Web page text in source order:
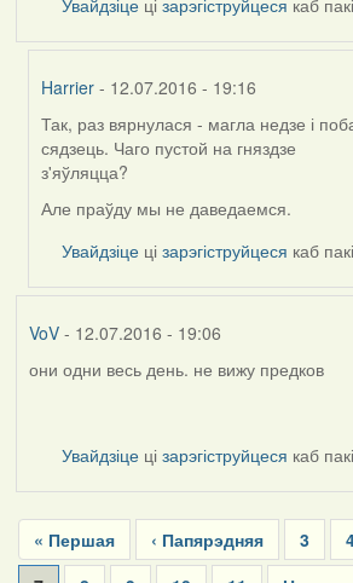
Увайдзіце цізарэгіструйцеся каб
Harrier - 12.07.2016 - 19:16
In
reply
to
by
(госць)
Так, раз вярнулася - магла недзе і
сядзець. Чаго пустой на гняздзе
з'яўляцца?
Але праўду мы не даведаемся.
Увайдзіце цізарэгіструйцеся каб
VoV- 12.07.2016 - 19:06
они одни весь день. не вижу предков
Увайдзіце цізарэгіструйцеся каб
Pagination
First
page
« Першая
Previous
page
‹ Папярэдняя Page
3